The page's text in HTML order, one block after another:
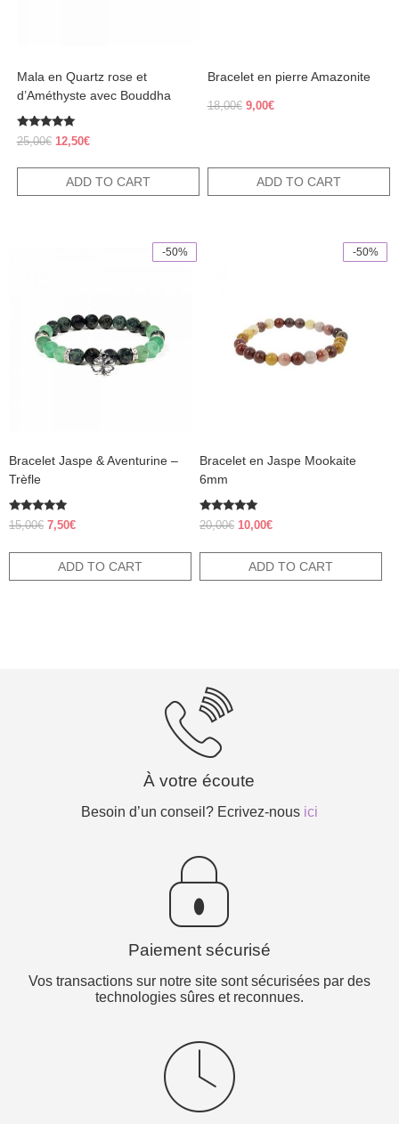
Mala en Quartz rose et
d’Améthyste avec Bouddha
Rated
5.00
25,00€ Original
was:
12,50€Current
is:
ADD TO CART
Bracelet en pierre Amazonite
18,00€ Original
9,00€Current
ADD TO CART
-50%
Bracelet Jaspe & Aventurine –
Trèfle
Rated
5.00
15,00€ Original
15,00€.
7,50€Current
7,50€.
ADD TO CART
-50%
Bracelet en Jaspe Mookaite
6mm
Rated
5.00
20,00€ Original
20,00€.
10,00€Current
10,00€.
ADD TO CART
À votre écoute
Besoin d’un conseil? Ecrivez-nous ici
Paiement sécurisé
Vos transactions sur notre site sont sécurisées par des
technologies sûres et reconnues.